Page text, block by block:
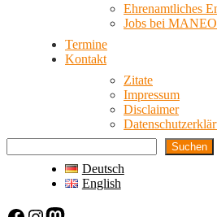
Ehrenamtliches
Jobs bei MANEO
Termine
Kontakt
Zitate
Impressum
Disclaimer
Suchen
Deutsch
English